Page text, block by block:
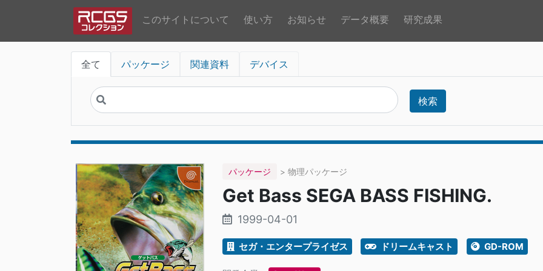
このサイトについて 使い方 お知らせ データ概要 研究成果
全て パッケージ 関連資料 デバイス
検索
パッケージ > 物理パッケージ
Get Bass SEGA BASS FISHING.
1999-04-01
セガ・エンタープライゼス ドリームキャスト GD-ROM